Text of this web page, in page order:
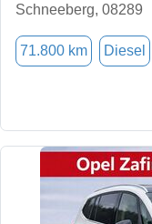
Schneeberg, 08289
71.800 km Diesel